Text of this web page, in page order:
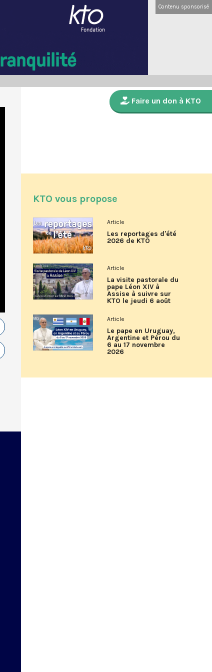
Contenu sponsorisé
Faire un don à KTO
KTO vous propose
Article
Les reportages d'été
2026 de KTO
Article
La visite pastorale du
pape Léon XIV à
Assise à suivre sur
KTO le jeudi 6 août
Article
Le pape en Uruguay,
Argentine et Pérou du
6 au 17 novembre
2026